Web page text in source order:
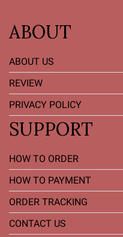
ABOUT
ABOUT US
REVIEW
PRIVACY POLICY
SUPPORT
HOW TO ORDER
HOW TO PAYMENT
ORDER TRACKING
CONTACT US